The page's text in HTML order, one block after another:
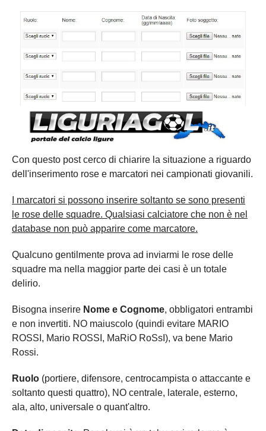
LA SPEZIA
SAVONA
Con questo post cerco di chiarire la situazione a riguardo
dell'inserimento rose e marcatori nei campionati giovanili.
I marcatori si possono inserire soltanto se sono presenti
le rose delle squadre. Qualsiasi calciatore che non è nel
database non può apparire come marcatore.
Qualcuno gentilmente prova ad inviarmi le rose delle
squadre ma nella maggior parte dei casi è un totale
delirio.
Bisogna inserire Nome e Cognome, obbligatori entrambi
e non invertiti. NO maiuscolo (quindi evitare MARIO
ROSSI, Mario ROSSI, MaRiO RoSsI), va bene Mario
Rossi.
Ruolo (portiere, difensore, centrocampista o attaccante e
soltanto questi quattro), NO centrale, laterale, esterno,
ala, alto, universale o quant'altro.